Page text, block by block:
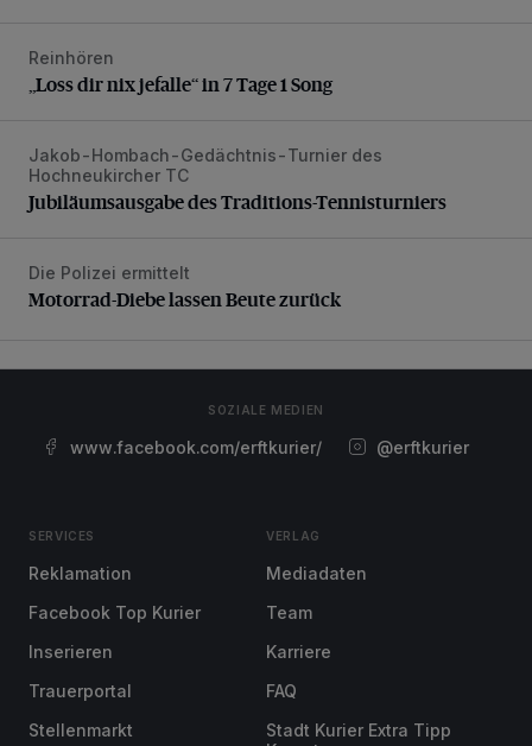
„Loss dir nix jefalle“ in 7 Tage 1 Song
Reinhören
„Loss dir nix jefalle“ in 7 Tage 1 Song
Jubiläumsausgabe des Traditions-Tennisturniers
Jakob-Hombach-Gedächtnis-Turnier des
Hochneukircher TC
Jubiläumsausgabe des Traditions-Tennisturniers
Motorrad-Diebe lassen Beute zurück
Die Polizei ermittelt
Motorrad-Diebe lassen Beute zurück
SOZIALE MEDIEN
www.facebook.com/erftkurier/ @erftkurier
SERVICES
Reklamation
Facebook Top Kurier
Inserieren
Trauerportal
Stellenmarkt
VERLAG
Mediadaten
Team
Karriere
FAQ
Stadt Kurier Extra Tipp